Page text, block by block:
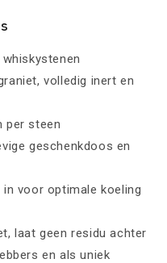
volledig inert en
per steen
geschenkdoos en
voor optimale koeling
laat geen residu achter
en als uniek